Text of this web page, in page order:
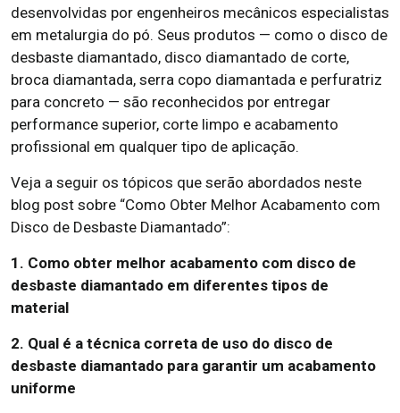
desenvolvidas por engenheiros mecânicos especialistas
em metalurgia do pó. Seus produtos — como o disco de
desbaste diamantado, disco diamantado de corte,
broca diamantada, serra copo diamantada e perfuratriz
para concreto — são reconhecidos por entregar
performance superior, corte limpo e acabamento
profissional em qualquer tipo de aplicação.
Veja a seguir os tópicos que serão abordados neste
blog post sobre “Como Obter Melhor Acabamento com
Disco de Desbaste Diamantado”:
1. Como obter melhor acabamento com disco de
desbaste diamantado em diferentes tipos de
material
2. Qual é a técnica correta de uso do disco de
desbaste diamantado para garantir um acabamento
uniforme